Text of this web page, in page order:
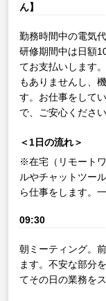
ん】
勤務時間中の電気
研修期間中は日額
てお支払いします
もありませんし、
す。お仕事をして
で、ご安心ください
＜1日の流れ＞
※在宅（リモート
ルやチャットツー
ら仕事をします。
09:30
朝ミーティング。
ます。不安な部分
てその日の業務を